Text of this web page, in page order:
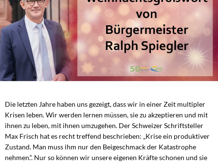
Die letzten Jahre haben uns gezeigt, dass wir in einer Zeit multipler
Krisen leben. Wir werden lernen müssen, sie zu akzeptieren und mit
ihnen zu leben, mit ihnen umzugehen. Der Schweizer Schriftsteller
Max Frisch hat es recht treffend beschrieben: „Krise ein produktiver
Zustand. Man muss ihm nur den Beigeschmack der Katastrophe
nehmen.“. Nur so können wir unsere eigenen Kräfte schonen und sie